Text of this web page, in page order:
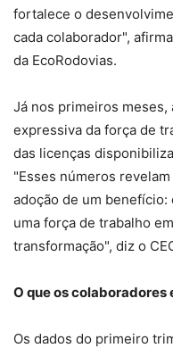
fortalece o
cada colaborador", afirma
da EcoRodovias.
Já nos primeiros meses,
expressiva da força de
das licenças
"Esses números
adoção de um
uma força de trabalho
transformação", diz o
O que os
Os dados do primeiro